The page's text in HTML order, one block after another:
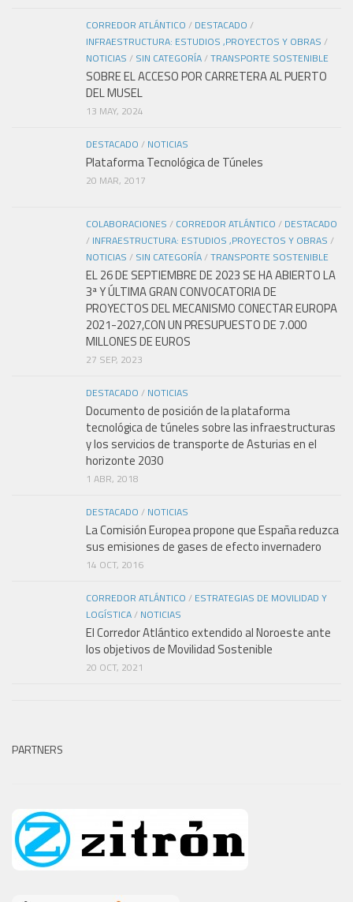
CORREDOR ATLÁNTICO / DESTACADO /
INFRAESTRUCTURA: ESTUDIOS ,PROYECTOS Y OBRAS /
NOTICIAS / SIN CATEGORÍA/TRANSPORTE SOSTENIBLE
SOBRE EL ACCESO POR CARRETERA AL PUERTO
DEL MUSEL
13 MAY, 2024
DESTACADO / NOTICIAS
Plataforma Tecnológica de Túneles
20 MAR, 2017
COLABORACIONES / CORREDOR ATLÁNTICO / DESTACADO
/ INFRAESTRUCTURA: ESTUDIOS ,PROYECTOS Y OBRAS /
NOTICIAS / SIN CATEGORÍA/TRANSPORTE SOSTENIBLE
EL 26 DE SEPTIEMBRE DE 2023 SE HA ABIERTO LA
3ª Y ÚLTIMA GRAN CONVOCATORIA DE
PROYECTOS DEL MECANISMO CONECTAR EUROPA
2021-2027,CON UN PRESUPUESTO DE 7.000
MILLONES DE EUROS
27 SEP, 2023
DESTACADO / NOTICIAS
Documento de posición de la plataforma
tecnológica de túneles sobre las infraestructuras
y los servicios de transporte de Asturias en el
horizonte 2030
1 ABR, 2018
DESTACADO / NOTICIAS
La Comisión Europea propone que España reduzca
sus emisiones de gases de efecto invernadero
14 OCT, 2016
CORREDOR ATLÁNTICO / ESTRATEGIAS DE MOVILIDAD Y
LOGÍSTICA/ NOTICIAS
El Corredor Atlántico extendido al Noroeste ante
los objetivos de Movilidad Sostenible
20 OCT, 2021
PARTNERS